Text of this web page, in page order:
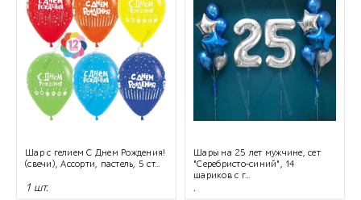
Шар с гелием С Днем Рождения!
(свечи), Ассорти, пастель, 5 ст...
1 шт.
Шары на 25 лет мужчине, сет
"Серебристо-синий", 14
шариков с г...
.